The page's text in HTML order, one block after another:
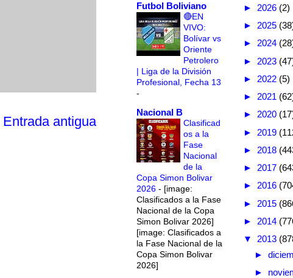
Entrada antigua
Futbol Boliviano
🔴EN
VIVO:
Bolívar vs
Oriente
Petrolero
| Liga de la División
Profesional, Fecha 13
-
Nacional B
Clasificad
os a la
Fase
Nacional
de la
Copa Simon Bolivar
2026 - [image:
Clasificados a la Fase
Nacional de la Copa
Simon Bolivar 2026]
[image: Clasificados a
la Fase Nacional de la
Copa Simon Bolivar
2026]
► 2026 (2)
► 2025
► 2024
► 2023
► 2022 (5)
► 2021
► 2020
► 2019
► 2018
► 2017
► 2016
► 2015
► 2014
▼ 2013
►
►